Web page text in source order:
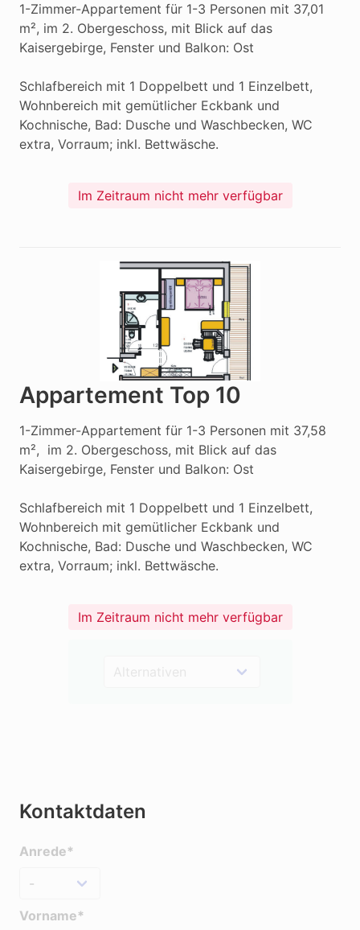
1-Zimmer-Appartement für 1-3 Personen mit 37,01
m², im 2. Obergeschoss, mit Blick auf das
Kaisergebirge, Fenster und Balkon: Ost
Schlafbereich mit 1 Doppelbett und 1 Einzelbett,
Wohnbereich mit gemütlicher Eckbank und
Kochnische, Bad: Dusche und Waschbecken, WC
extra, Vorraum; inkl. Bettwäsche.
Im Zeitraum nicht mehr verfügbar
Appartement Top 10
1-Zimmer-Appartement für 1-3 Personen mit 37,58
m²,  im 2. Obergeschoss, mit Blick auf das
Kaisergebirge, Fenster und Balkon: Ost
Schlafbereich mit 1 Doppelbett und 1 Einzelbett,
Wohnbereich mit gemütlicher Eckbank und
Kochnische, Bad: Dusche und Waschbecken, WC
extra, Vorraum; inkl. Bettwäsche.
Im Zeitraum nicht mehr verfügbar
Kontaktdaten
Anrede*
Vorname*